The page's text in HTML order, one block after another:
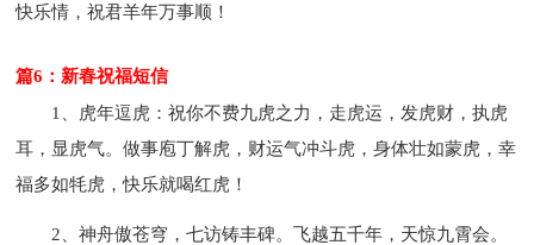
快乐情，祝君羊年万事顺！
篇6：新春祝福短信
1、虎年逗虎：祝你不费九虎之力，走虎运，发虎财，执虎
耳，显虎气。做事庖丁解虎，财运气冲斗虎，身体壮如蒙虎，幸
福多如牦虎，快乐就喝红虎！
2、神舟傲苍穹，七访铸丰碑。飞越五千年，天惊九霄会。